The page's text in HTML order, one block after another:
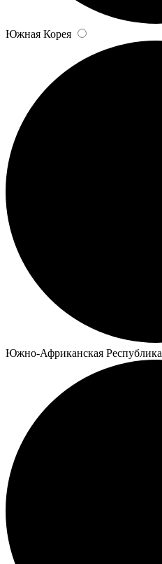
Южная Корея
Южно-Африканская Республика